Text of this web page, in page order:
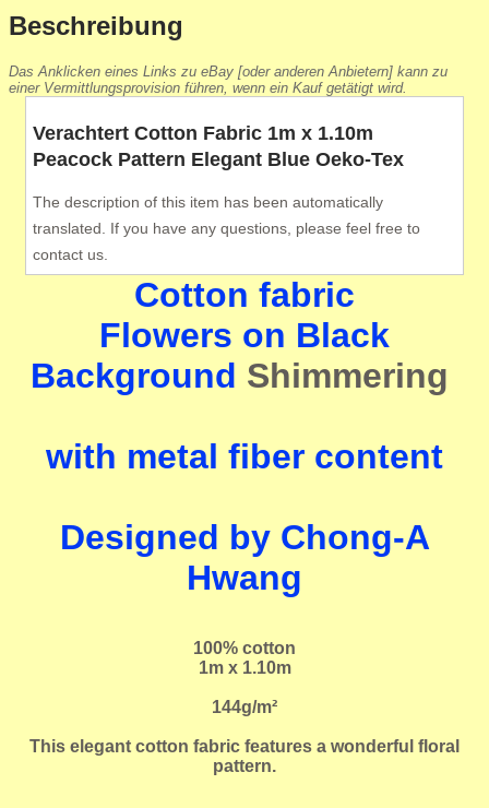
Beschreibung
Das Anklicken eines Links zu eBay [oder anderen Anbietern] kann zu
einer Vermittlungsprovision führen, wenn ein Kauf getätigt wird.
Verachtert Cotton Fabric 1m x 1.10m
Peacock Pattern Elegant Blue Oeko-Tex
The description of this item has been automatically
translated. If you have any questions, please feel free to
contact us.
Cotton fabric
Flowers on Black
Background Shimmering
with metal fiber content
Designed by Chong-A
Hwang
100% cotton
1m x 1.10m
144g/m²
This elegant cotton fabric features a wonderful floral
pattern.